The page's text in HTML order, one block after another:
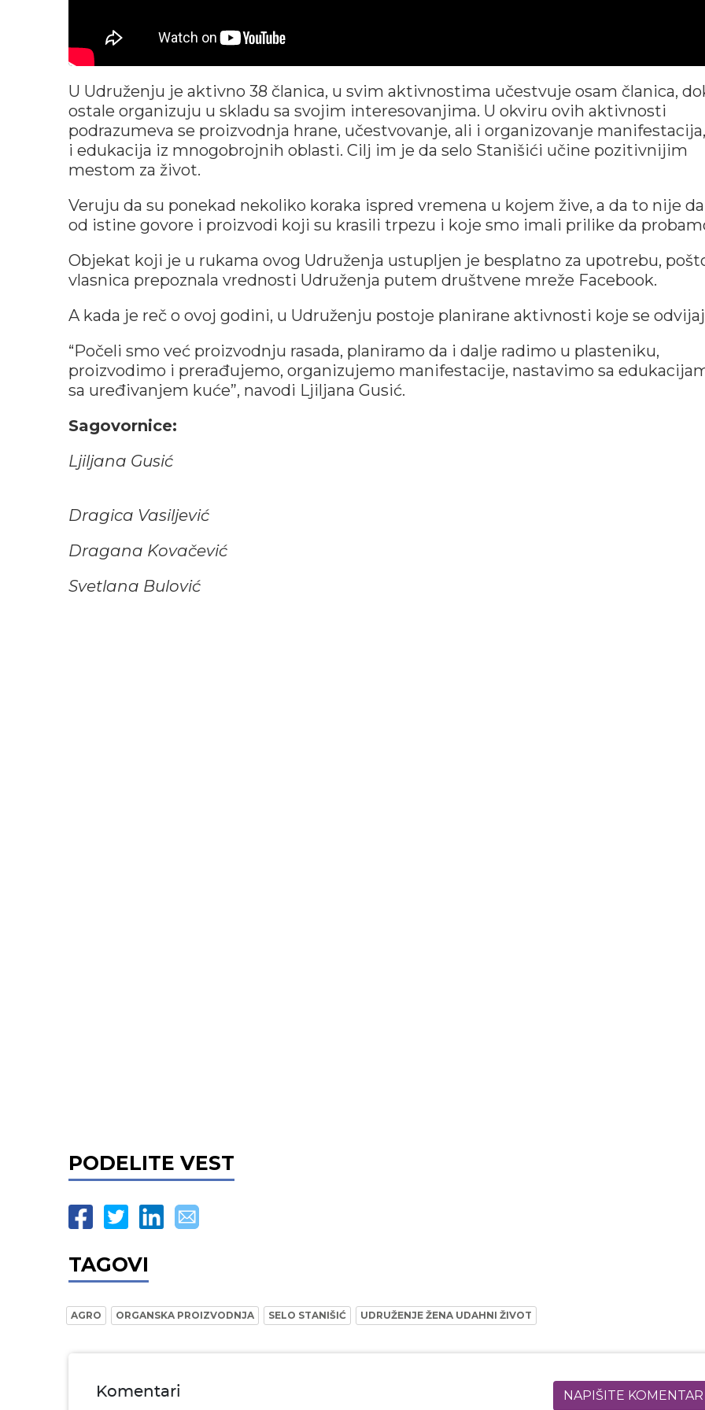
U Udruženju je aktivno 38 članica, u svim aktivnostima učestvuje osam članica,
ostale organizuju u skladu sa svojim interesovanjima. U okviru ovih aktivnosti
podrazumeva se proizvodnja hrane, učestvovanje, ali i organizovanje
i edukacija iz mnogobrojnih oblasti. Cilj im je da selo Stanišići učine pozitivnijim
mestom za život.
Veruju da su ponekad nekoliko koraka ispred vremena u kojem žive, a da to nije
od istine govore i proizvodi koji su krasili trpezu i koje smo imali prilike da
Objekat koji je u rukama ovog Udruženja ustupljen je besplatno za upotrebu,
vlasnica prepoznala vrednosti Udruženja putem društvene mreže Facebook.
A kada je reč o ovoj godini, u Udruženju postoje planirane aktivnosti koje se
“Počeli smo već proizvodnju rasada, planiramo da i dalje radimo u plasteniku,
proizvodimo i prerađujemo, organizujemo manifestacije, nastavimo sa
sa uređivanjem kuće”, navodi Ljiljana Gusić.
Sagovornice:
Ljiljana Gusić
Dragica Vasiljević
Dragana Kovačević
Svetlana Bulović
PODELITE VEST
TAGOVI
AGRO ORGANSKA PROIZVODNJA SELO STANIŠIĆ UDRUŽENJE ŽENA UDAHNI ŽIVOT
Komentari
NAPIŠITE KOMENTAR